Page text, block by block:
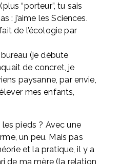
“porteur”, tu sais
: j’aime les Sciences.
de l’écologie par
(je débute
de concret, je
paysanne, par envie,
mes enfants,
pieds ? Avec une
un peu. Mais pas
et la pratique, il y a
de ma mère (la relation